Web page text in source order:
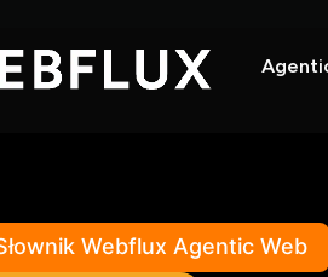
Webflux Agentic Web